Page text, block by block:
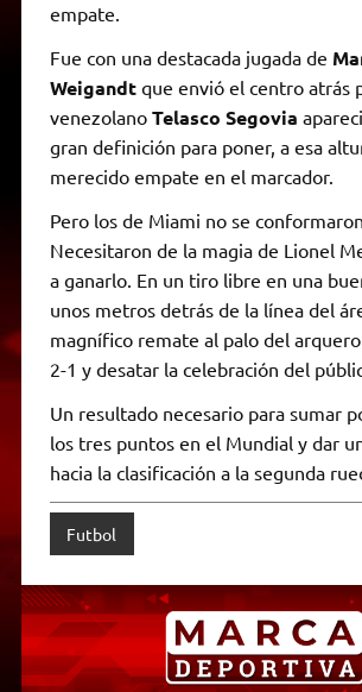
empate.
Fue con una destacada jugada de
Weigandt que envió el centro atrás
venezolano Telasco Segovia
gran definición para poner, a esa
merecido empate en el marcador.
Pero los de Miami no se
Necesitaron de la magia de Lionel
a ganarlo. En un tiro libre en una
unos metros detrás de la línea del
magnífico remate al palo del
2-1 y desatar la celebración del
Un resultado necesario para sumar
los tres puntos en el Mundial y dar
hacia la clasificación a la segunda
Futbol